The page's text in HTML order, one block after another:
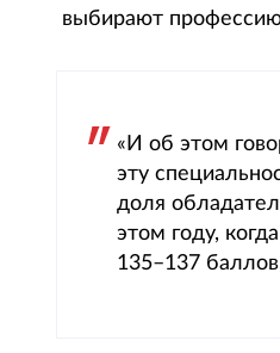
выбирают
«И об этом
эту
доля
этом году,
135–137